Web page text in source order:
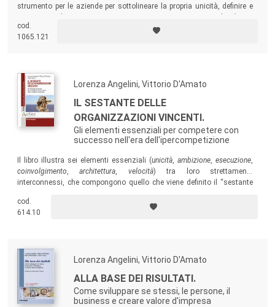
strumento per le aziende per sottolineare la propria unicità, definire e
Management
cod.
1065.121
Lorenza Angelini, Vittorio D'Amato
IL SESTANTE DELLE
ORGANIZZAZIONI VINCENTI.
Gli elementi essenziali per competere con
successo nell'era dell'ipercompetizione
Il libro illustra sei elementi essenziali (unicità ambizione esecuzione
coinvolgimento ,architettura velocità) tra loro strettamente
interconnessi, che compongono quello che viene definito il “sestante
cod.
614.10
Lorenza Angelini, Vittorio D'Amato
ALLA BASE DEI RISULTATI.
Come sviluppare se stessi, le persone, il
business e creare valore d'impresa